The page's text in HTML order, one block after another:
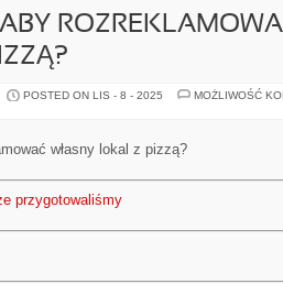
POSTED ON LIS - 8 - 2025
MOŻLIWOŚĆ
własny lokal z pizzą?
przygotowaliśmy